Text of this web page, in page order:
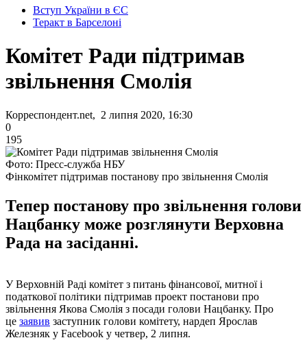
Вступ України в ЄС
Теракт в Барселоні
Комітет Ради підтримав
звільнення Смолія
Корреспондент.net, 2 липня 2020, 16:30
0
195
Фото: Пресс-служба НБУ
Фінкомітет підтримав постанову про звільнення Смолія
Тепер постанову про звільнення голови
Нацбанку може розглянути Верховна
Рада на засіданні.
У Верховній Раді комітет з питань фінансової, митної і
податкової політики підтримав проект постанови про
звільнення Якова Смолія з посади голови Нацбанку. Про
це заявив заступник голови комітету, нардеп Ярослав
Железняк у Facebook у четвер, 2 липня.